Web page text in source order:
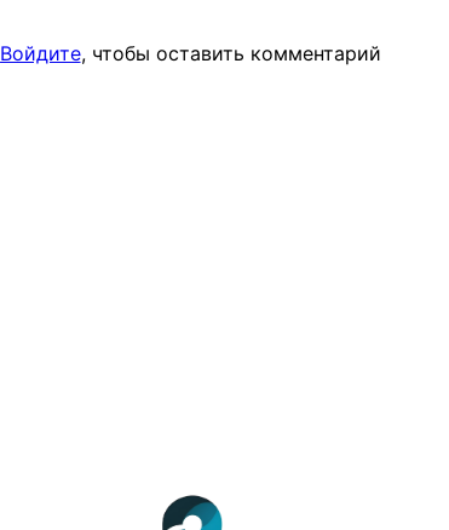
Войдите, чтобы оставить комментарий